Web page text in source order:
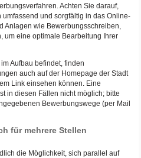
Achten Sie darauf,
und sorgfältig in das Online-
Anlagen wie Bewerbungsschreiben,
um eine optimale Bearbeitung Ihrer
Aufbau befindet, finden
auch auf der Homepage der Stadt
Link einsehen können. Eine
in diesen Fällen nicht möglich; bitte
Bewerbungswege (per Mail
für mehrere Stellen
die Möglichkeit, sich parallel auf